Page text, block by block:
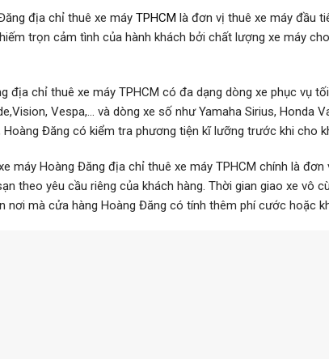
địa chỉ thuê xe máy TPHCM là đơn vị thuê xe máy đầu
trọn cảm tình của hành khách bởi chất lượng xe máy
địa chỉ thuê xe máy TPHCM có đa dạng dòng xe phục vụ
Vespa,… và dòng xe số như Yamaha Sirius, Honda
Hoàng Đăng có kiểm tra phương tiện kĩ lưỡng trước khi cho
máy Hoàng Đăng địa chỉ thuê xe máy TPHCM chính là
theo yêu cầu riêng của khách hàng. Thời gian giao xe vô
nơi mà cửa hàng Hoàng Đăng có tính thêm phí cước hoặc